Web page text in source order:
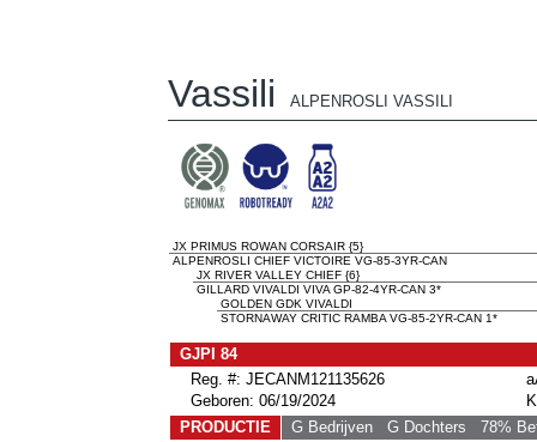
Vassili ALPENROSLI VASSILI
JX PRIMUS ROWAN CORSAIR {5}
ALPENROSLI CHIEF VICTOIRE VG-85-3YR-CAN
JX RIVER VALLEY CHIEF {6}
GILLARD VIVALDI VIVA GP-82-4YR-CAN 3*
GOLDEN GDK VIVALDI
STORNAWAY CRITIC RAMBA VG-85-2YR-CAN 1*
GJPI 84
Reg. #: JECANM121135626
Geboren: 06/19/2024
PRODUCTIE
G Bedrijven G Dochters 78%